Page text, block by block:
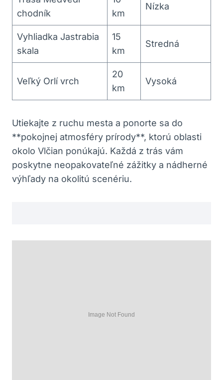
‍chodník
km
Nízka
Vyhliadka ‍Jastrabia
skala
15
km
Stredná
Veľký Orlí vrch
20⁢
km
Vysoká
Utiekajte z ruchu mesta a ponorte sa do
**pokojnej atmosféry ‌prírody**, ktorú oblasti
okolo Vlčian ponúkajú. Každá z trás ‌vám⁤
poskytne neopakovateľné zážitky a nádherné
výhľady na okolitú scenériu.